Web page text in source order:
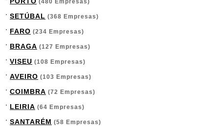
(480 Empresas)
SETÚBAL (368 Empresas)
FARO (234 Empresas)
BRAGA (127 Empresas)
VISEU (108 Empresas)
AVEIRO (103 Empresas)
COIMBRA (72 Empresas)
LEIRIA (64 Empresas)
SANTARÉM (58 Empresas)